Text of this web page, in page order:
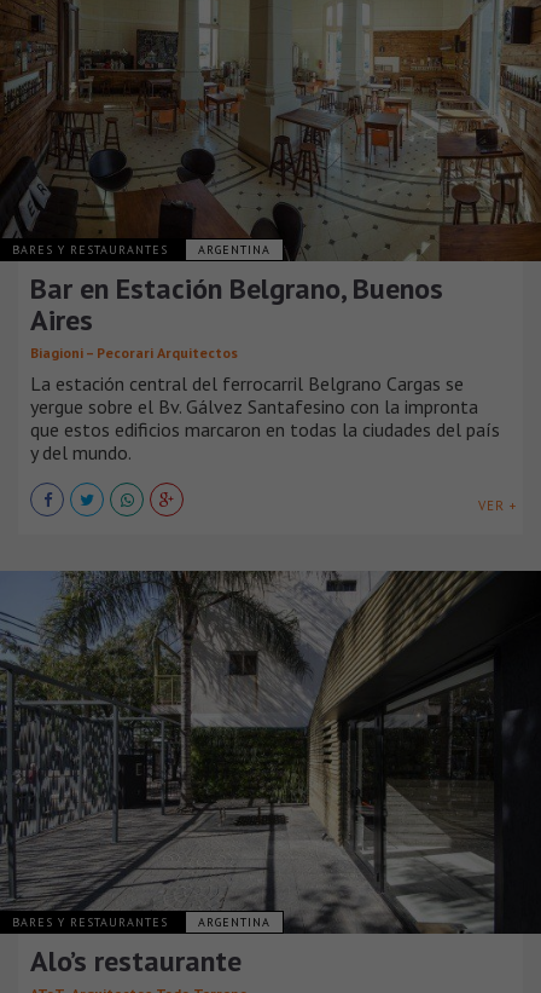
BARES Y RESTAURANTES ARGENTINA
Bar en Estación Belgrano, Buenos
Aires
Biagioni – Pecorari Arquitectos
La estación central del ferrocarril Belgrano Cargas se
yergue sobre el Bv. Gálvez Santafesino con la impronta
que estos edificios marcaron en todas la ciudades del país
y del mundo.
VER +
BARES Y RESTAURANTES ARGENTINA
Alo’s restaurante